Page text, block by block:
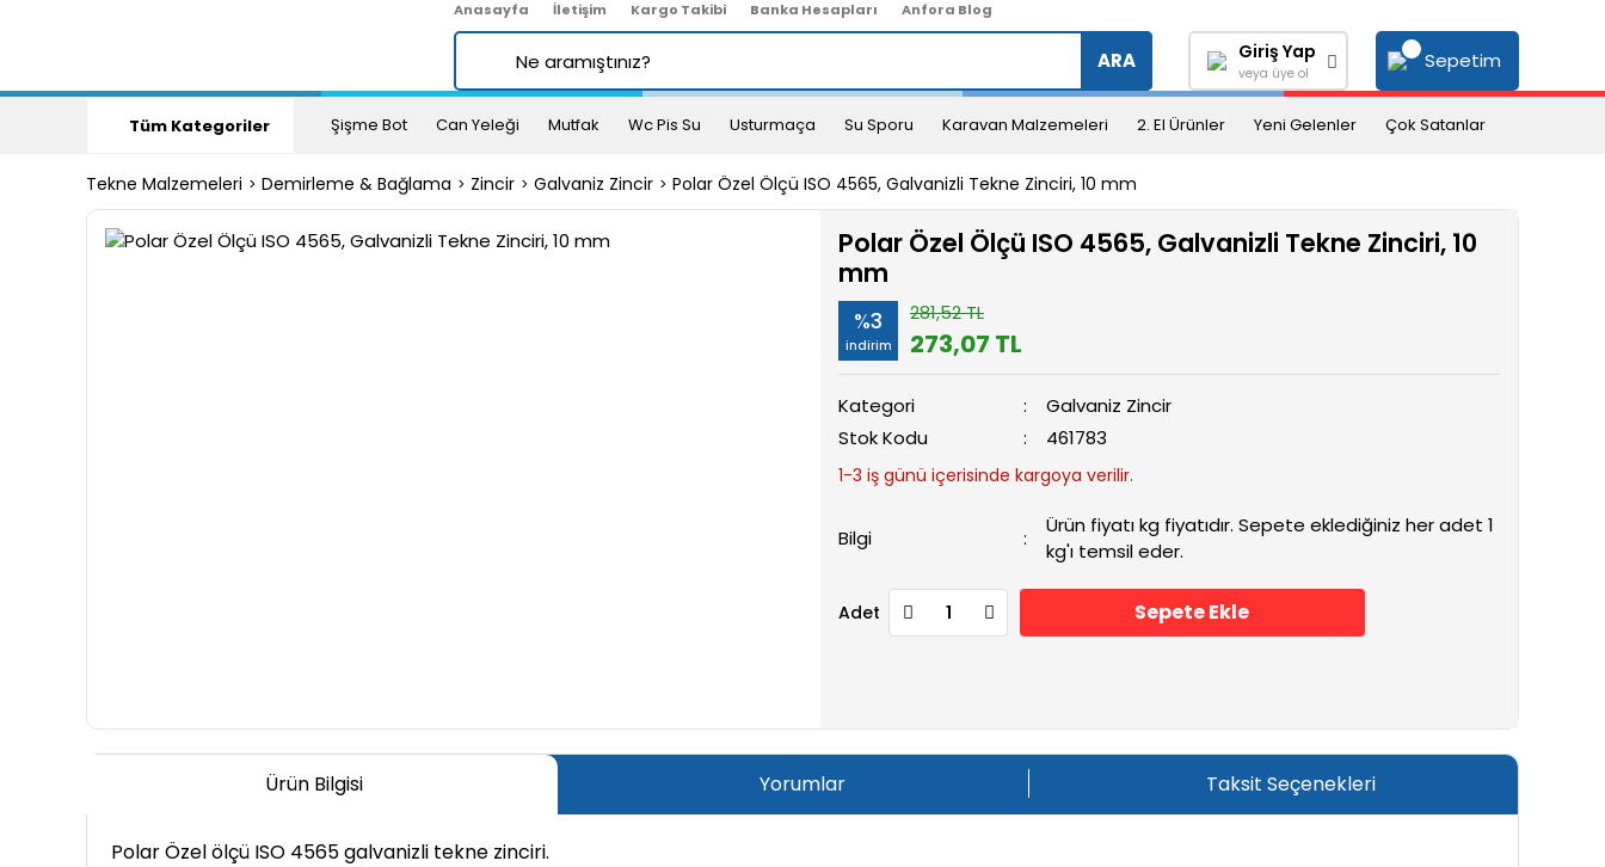
Anasayfa İletişim Kargo Takibi Banka Hesapları Anfora Blog
ARA Giriş Yap
veya üye ol
Sepetim
Tüm Kategoriler Şişme Bot Can Yeleği Mutfak Wc Pis Su Usturmaça Su Sporu Karavan Malzemeleri 2. El Ürünler Yeni Gelenler Çok Satanlar
Tekne Malzemeleri Demirleme & Bağlama Zincir Galvaniz Zincir Polar Özel Ölçü ISO 4565, Galvanizli Tekne Zinciri, 10 mm
Polar Özel Ölçü ISO 4565, Galvanizli Tekne Zinciri, 10
mm
%3
indirim
281,52 TL
273,07 TL
Kategori
Galvaniz Zincir
Stok Kodu
461783
1-3 iş günü içerisinde kargoya verilir.
Bilgi
Ürün fiyatı kg fiyatıdır. Sepete eklediğiniz her adet 1
kg'ı temsil eder.
Adet Sepete Ekle
Ürün Bilgisi Yorumlar Taksit Seçenekleri
Polar Özel ölçü ISO 4565 galvanizli tekne zinciri.